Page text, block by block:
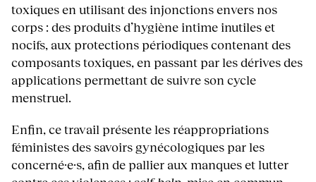
toxiques en utilisant des injonctions envers nos
corps : des produits d’hygiène intime inutiles et
nocifs, aux protections périodiques contenant des
composants toxiques, en passant par les dérives des
applications permettant de suivre son cycle
menstruel.
Enfin, ce travail présente les réappropriations
féministes des savoirs gynécologiques par les
concerné·e·s, afin de pallier aux manques et lutter